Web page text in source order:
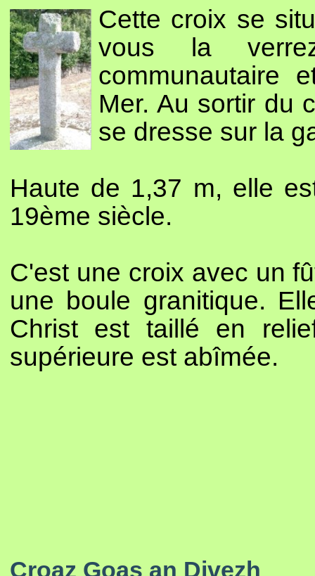
Cette croix se
vous la
communautaire
Mer. Au sortir du
se dresse sur la
Haute de 1,37 m, elle
19ème siècle.
C'est une croix avec un
une boule granitique.
Christ est taillé en
supérieure est abîmée.
Croaz Goas an Divezh